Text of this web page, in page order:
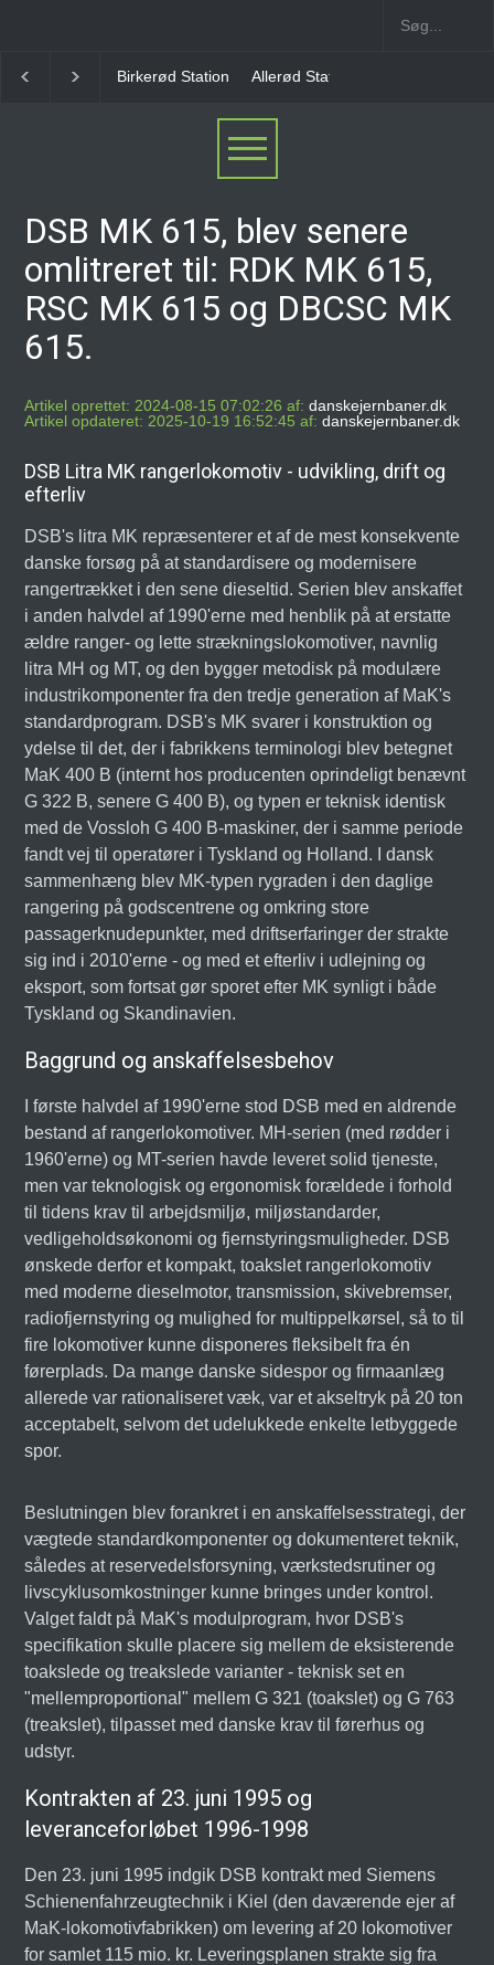
Allerød Station Favrholm Station
DSB MK 615, blev senere
omlitreret til: RDK MK 615,
RSC MK 615 og DBCSC MK
615.
Artikel oprettet: 2024-08-15 07:02:26 af: danskejernbaner.dk
Artikel opdateret: 2025-10-19 16:52:45 af: danskejernbaner.dk
DSB Litra MK rangerlokomotiv - udvikling, drift og
efterliv
DSB's litra MK repræsenterer et af de mest konsekvente
danske forsøg på at standardisere og modernisere
rangertrækket i den sene dieseltid. Serien blev anskaffet
i anden halvdel af 1990'erne med henblik på at erstatte
ældre ranger- og lette strækningslokomotiver, navnlig
litra MH og MT, og den bygger metodisk på modulære
industrikomponenter fra den tredje generation af MaK's
standardprogram. DSB's MK svarer i konstruktion og
ydelse til det, der i fabrikkens terminologi blev betegnet
MaK 400 B (internt hos producenten oprindeligt benævnt
G 322 B, senere G 400 B), og typen er teknisk identisk
med de Vossloh G 400 B-maskiner, der i samme periode
fandt vej til operatører i Tyskland og Holland. I dansk
sammenhæng blev MK-typen rygraden i den daglige
rangering på godscentrene og omkring store
passagerknudepunkter, med driftserfaringer der strakte
sig ind i 2010'erne - og med et efterliv i udlejning og
eksport, som fortsat gør sporet efter MK synligt i både
Tyskland og Skandinavien.
Baggrund og anskaffelsesbehov
I første halvdel af 1990'erne stod DSB med en aldrende
bestand af rangerlokomotiver. MH-serien (med rødder i
1960'erne) og MT-serien havde leveret solid tjeneste,
men var teknologisk og ergonomisk forældede i forhold
til tidens krav til arbejdsmiljø, miljøstandarder,
vedligeholdsøkonomi og fjernstyringsmuligheder. DSB
ønskede derfor et kompakt, toakslet rangerlokomotiv
med moderne dieselmotor, transmission, skivebremser,
radiofjernstyring og mulighed for multippelkørsel, så to til
fire lokomotiver kunne disponeres fleksibelt fra én
førerplads. Da mange danske sidespor og firmaanlæg
allerede var rationaliseret væk, var et akseltryk på 20 ton
acceptabelt, selvom det udelukkede enkelte letbyggede
spor.
Beslutningen blev forankret i en anskaffelsesstrategi, der
vægtede standardkomponenter og dokumenteret teknik,
således at reservedelsforsyning, værkstedsrutiner og
livscyklusomkostninger kunne bringes under kontrol.
Valget faldt på MaK's modulprogram, hvor DSB's
specifikation skulle placere sig mellem de eksisterende
toakslede og treakslede varianter - teknisk set en
"mellemproportional" mellem G 321 (toakslet) og G 763
(treakslet), tilpasset med danske krav til førerhus og
udstyr.
Kontrakten af 23. juni 1995 og
leveranceforløbet 1996-1998
Den 23. juni 1995 indgik DSB kontrakt med Siemens
Schienenfahrzeugtechnik i Kiel (den daværende ejer af
MaK-lokomotivfabrikken) om levering af 20 lokomotiver
for samlet 115 mio. kr. Leveringsplanen strakte sig fra